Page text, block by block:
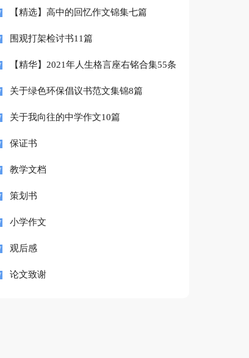
【精选】高中的回忆作文锦集七篇
围观打架检讨书11篇
【精华】2021年人生格言座右铭合集55条
关于绿色环保倡议书范文集锦8篇
关于我向往的中学作文10篇
保证书
教学文档
策划书
小学作文
观后感
论文致谢